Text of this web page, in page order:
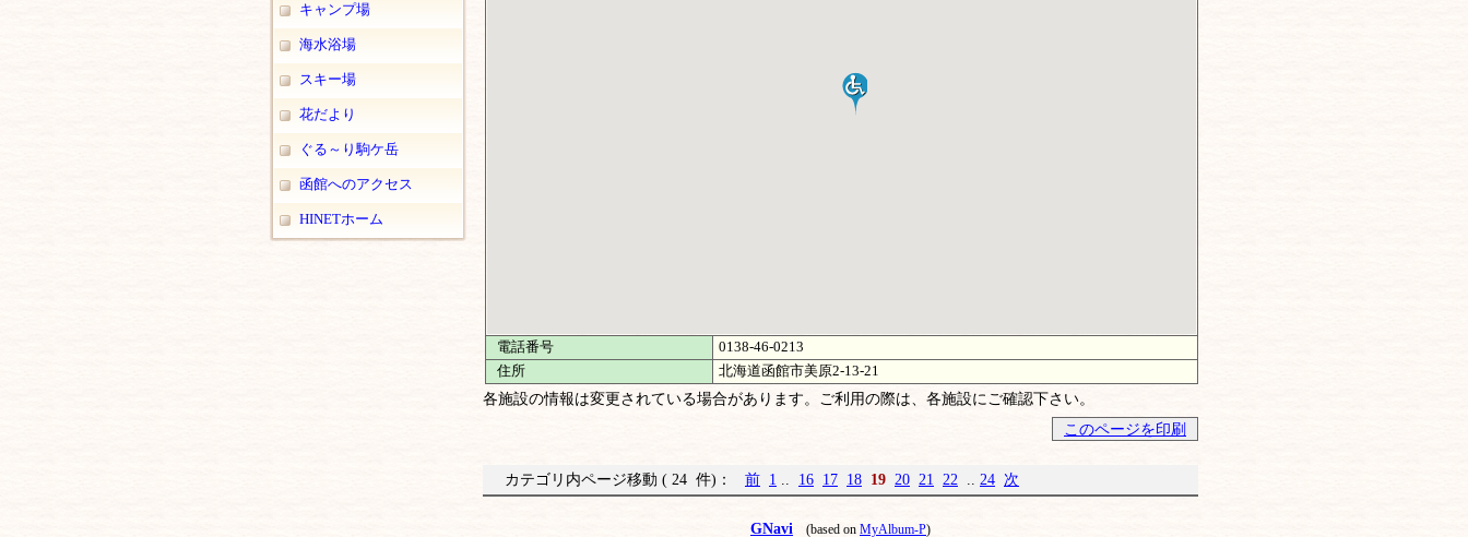
キャンプ場
海水浴場
スキー場
花だより
ぐる～り駒ケ岳
函館へのアクセス
HINETホーム
電話番号
0138-46-0213
住所
北海道函館市美原2-13-21
各施設の情報は変更されている場合があります。ご利用の際は、各施設にご確認下さい。
このページを印刷
カテゴリ内ページ移動 ( 24 件)： 前 1 16 17 18 19 20 21 22 24 次
GNavi (based on MyAlbum-P)